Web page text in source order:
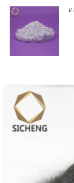
محصولات آلیاژ آلومینیوم پولیش پودر کوراندوم سفید 800 #